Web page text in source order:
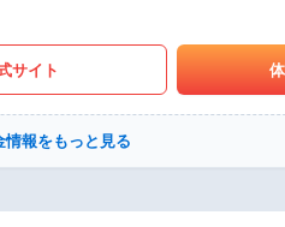
サイト
情報をもっと見る